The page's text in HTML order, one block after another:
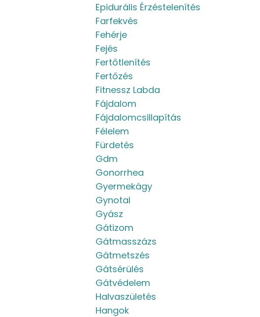
Epidurális Érzéstelenítés
Farfekvés
Fehérje
Fejés
Fertőtlenítés
Fertőzés
Fitnessz Labda
Fájdalom
Fájdalomcsillapítás
Félelem
Fürdetés
Gdm
Gonorrhea
Gyermekágy
Gynotal
Gyász
Gátizom
Gátmasszázs
Gátmetszés
Gátsérülés
Gátvédelem
Halvaszületés
Hangok